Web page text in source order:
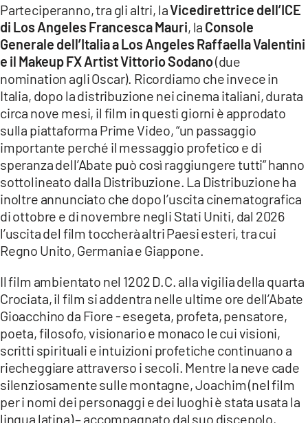
Parteciperanno, tra gli altri, laVicedirettrice dell’ICE
di Los Angeles Francesca Mauri, la Console
Generale dell’Italia a Los Angeles Raffaella Valentini
e il Makeup FX Artist Vittorio Sodano(due
nomination agli Oscar). Ricordiamo che invece in
Italia, dopo la distribuzione nei cinema italiani, durata
circa nove mesi, il film in questi giorni è approdato
sulla piattaforma Prime Video, “un passaggio
importante perché il messaggio profetico e di
speranza dell’Abate può così raggiungere tutti” hanno
sottolineato dalla Distribuzione. La Distribuzione ha
inoltre annunciato che dopo l’uscita cinematografica
di ottobre e di novembre negli Stati Uniti, dal 2026
l’uscita del film toccherà altri Paesi esteri, tra cui
Regno Unito, Germania e Giappone.
Il film ambientato nel 1202 D.C. alla vigilia della quarta
Crociata, il film si addentra nelle ultime ore dell’Abate
Gioacchino da Fiore - esegeta, profeta, pensatore,
poeta, filosofo, visionario e monaco le cui visioni,
scritti spirituali e intuizioni profetiche continuano a
riecheggiare attraverso i secoli. Mentre la neve cade
silenziosamente sulle montagne, Joachim (nel film
per i nomi dei personaggi e dei luoghi è stata usata la
lingua latina) – accompagnato dal suo discepolo,